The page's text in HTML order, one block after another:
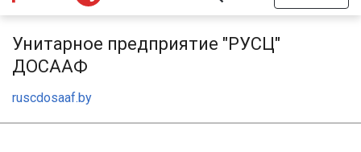
Унитарное предприятие "РУСЦ"
ДОСААФ
ruscdosaaf.by